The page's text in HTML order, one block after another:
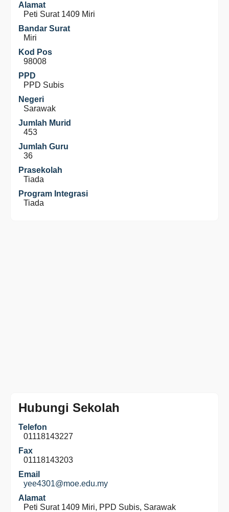
Alamat
Peti Surat 1409 Miri
Bandar Surat
Miri
Kod Pos
98008
PPD
PPD Subis
Negeri
Sarawak
Jumlah Murid
453
Jumlah Guru
36
Prasekolah
Tiada
Program Integrasi
Tiada
Hubungi Sekolah
Telefon
01118143227
Fax
01118143203
Email
yee4301@moe.edu.my
Alamat
Peti Surat 1409 Miri, PPD Subis, Sarawak